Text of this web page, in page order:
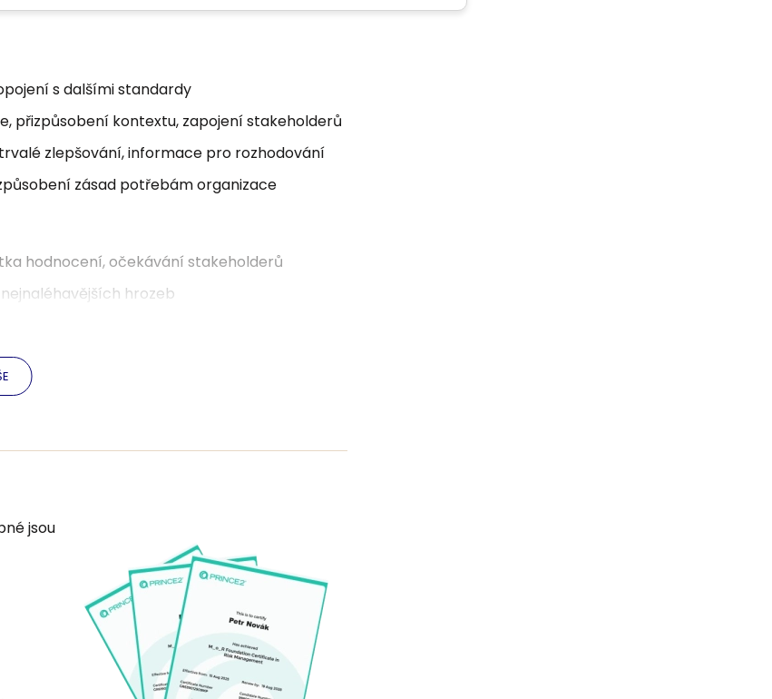
s dalšími standardy
přizpůsobení kontextu, zapojení stakeholderů
zlepšování, informace pro rozhodování
zásad potřebám organizace
hodnocení, očekávání stakeholderů
hrozeb
přínosů, změna kultury
jsou